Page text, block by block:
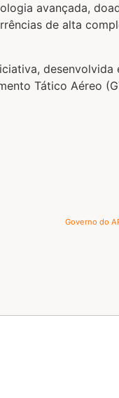
avançada,
de alta
Tático Aéreo
Governo do